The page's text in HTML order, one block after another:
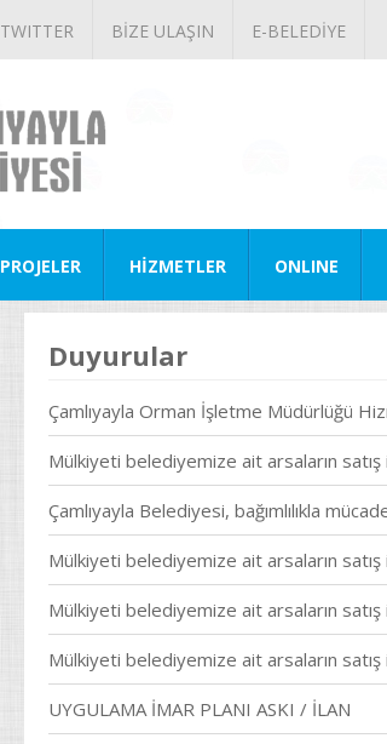
TWITTER BİZE ULAŞIN E-BELEDİYE
PROJELER HİZMETLER ONLINE
Duyurular
Çamlıyayla Orman İşletme Müdürlüğü
Mülkiyeti belediyemize ait arsaların satış
Çamlıyayla Belediyesi, bağımlılıkla
Mülkiyeti belediyemize ait arsaların satış
Mülkiyeti belediyemize ait arsaların satış
Mülkiyeti belediyemize ait arsaların satış
UYGULAMA İMAR PLANI ASKI / İLAN